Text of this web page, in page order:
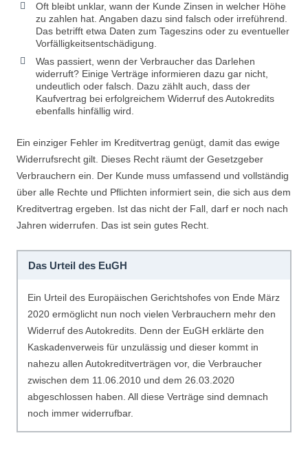
Oft bleibt unklar, wann der Kunde Zinsen in welcher Höhe
zu zahlen hat. Angaben dazu sind falsch oder irreführend.
Das betrifft etwa Daten zum Tageszins oder zu eventueller
Vorfälligkeitsentschädigung.
Was passiert, wenn der Verbraucher das Darlehen
widerruft? Einige Verträge informieren dazu gar nicht,
undeutlich oder falsch. Dazu zählt auch, dass der
Kaufvertrag bei erfolgreichem Widerruf des Autokredits
ebenfalls hinfällig wird.
Ein einziger Fehler im Kreditvertrag genügt, damit das ewige
Widerrufsrecht gilt. Dieses Recht räumt der Gesetzgeber
Verbrauchern ein. Der Kunde muss umfassend und vollständig
über alle Rechte und Pflichten informiert sein, die sich aus dem
Kreditvertrag ergeben. Ist das nicht der Fall, darf er noch nach
Jahren widerrufen. Das ist sein gutes Recht.
Das Urteil des EuGH
Ein Urteil des Europäischen Gerichtshofes von Ende März
2020 ermöglicht nun noch vielen Verbrauchern mehr den
Widerruf des Autokredits. Denn der EuGH erklärte den
Kaskadenverweis für unzulässig und dieser kommt in
nahezu allen Autokreditverträgen vor, die Verbraucher
zwischen dem 11.06.2010 und dem 26.03.2020
abgeschlossen haben. All diese Verträge sind demnach
noch immer widerrufbar.